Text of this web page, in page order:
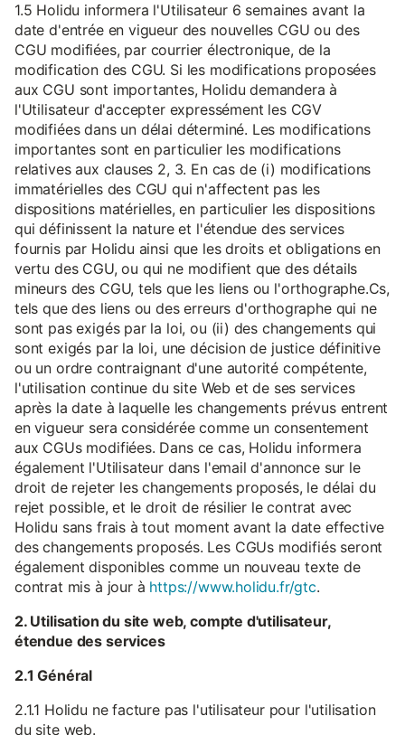
1.5 Holidu informera l'Utilisateur 6 semaines avant la
date d'entrée en vigueur des nouvelles CGU ou des
CGU modifiées, par courrier électronique, de la
modification des CGU. Si les modifications proposées
aux CGU sont importantes, Holidu demandera à
l'Utilisateur d'accepter expressément les CGV
modifiées dans un délai déterminé. Les modifications
importantes sont en particulier les modifications
relatives aux clauses 2, 3. En cas de (i) modifications
immatérielles des CGU qui n'affectent pas les
dispositions matérielles, en particulier les dispositions
qui définissent la nature et l'étendue des services
fournis par Holidu ainsi que les droits et obligations en
vertu des CGU, ou qui ne modifient que des détails
mineurs des CGU, tels que les liens ou l'orthographe.Cs,
tels que des liens ou des erreurs d'orthographe qui ne
sont pas exigés par la loi, ou (ii) des changements qui
sont exigés par la loi, une décision de justice définitive
ou un ordre contraignant d'une autorité compétente,
l'utilisation continue du site Web et de ses services
après la date à laquelle les changements prévus entrent
en vigueur sera considérée comme un consentement
aux CGUs modifiées. Dans ce cas, Holidu informera
également l'Utilisateur dans l'email d'annonce sur le
droit de rejeter les changements proposés, le délai du
rejet possible, et le droit de résilier le contrat avec
Holidu sans frais à tout moment avant la date effective
des changements proposés. Les CGUs modifiés seront
également disponibles comme un nouveau texte de
contrat mis à jour à https://www.holidu.fr/gtc.
2. Utilisation du site web, compte d'utilisateur,
étendue des services
2.1 Général
2.1.1 Holidu ne facture pas l'utilisateur pour l'utilisation
du site web.